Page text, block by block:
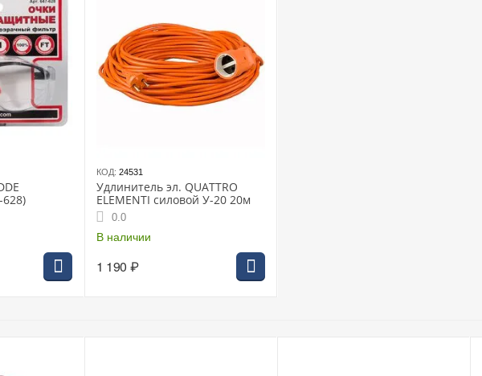
КОД: 24531
Удлинитель эл. QUATTRO
ELEMENTI силовой У-20 20м
0.0
В наличии
1 190 ₽